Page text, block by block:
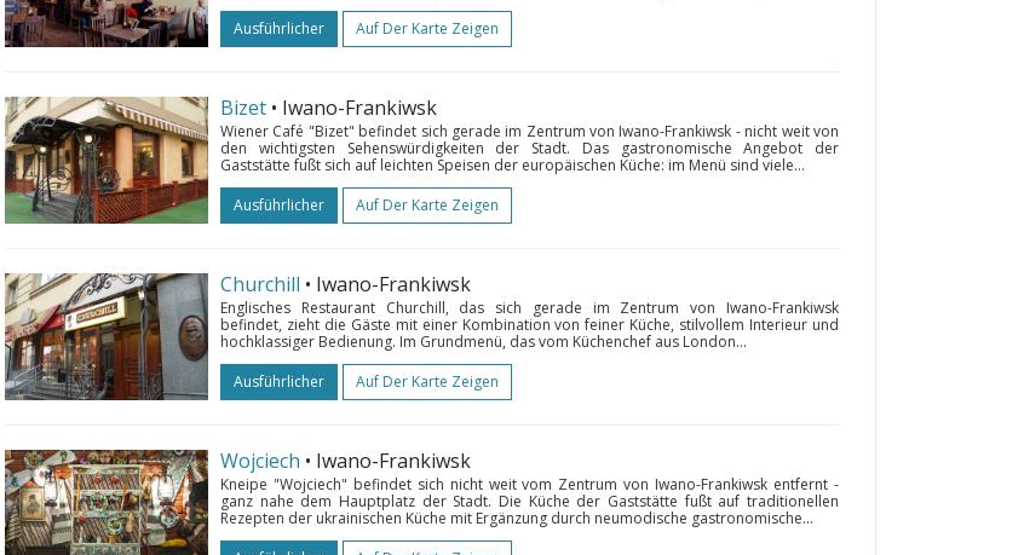
Ausführlicher
Auf Der Karte Zeigen
Bizet • Iwano-Frankiwsk
Wiener Café "Bizet" befindet sich gerade im Zentrum von Iwano-Frankiwsk - nicht weit von
den wichtigsten Sehenswürdigkeiten der Stadt. Das gastronomische Angebot der
Gaststätte fußt sich auf leichten Speisen der europäischen Küche: im Menü sind viele...
Ausführlicher
Auf Der Karte Zeigen
Churchill • Iwano-Frankiwsk
Englisches Restaurant Churchill, das sich gerade im Zentrum von Iwano-Frankiwsk
befindet, zieht die Gäste mit einer Kombination von feiner Küche, stilvollem Interieur und
hochklassiger Bedienung. Im Grundmenü, das vom Küchenchef aus London...
Ausführlicher
Auf Der Karte Zeigen
Wojciech • Iwano-Frankiwsk
Kneipe "Wojciech" befindet sich nicht weit vom Zentrum von Iwano-Frankiwsk entfernt -
ganz nahe dem Hauptplatz der Stadt. Die Küche der Gaststätte fußt auf traditionellen
Rezepten der ukrainischen Küche mit Ergänzung durch neumodische gastronomische...